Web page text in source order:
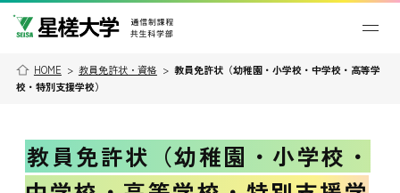
HOME > 教員免許状・資格> 教員免許状（幼稚園・小学校・中学校・高等学
校・特別支援学校）
教員免許状（幼稚園・小学校・